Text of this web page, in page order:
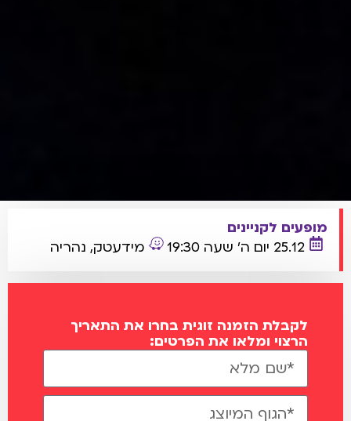
מופעים לקניינים
25.12 יום ה' שעה 19:30
מידעטק, נהריה
לקבלת הזמנה זוגית בחרו את התאריך
הרצוי ומלאו את הפרטים: